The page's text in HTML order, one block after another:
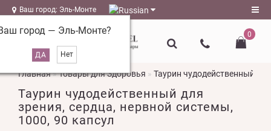
Ваш город: Эль-Монте
город — Эль-Монте?
Регистрация
Авторизация
naturel.ru
0
Главная Товары для Здоровья Таурин чудодейственный
Таурин чудодейственный для
зрения, сердца, нервной системы,
1000, 90 капсул